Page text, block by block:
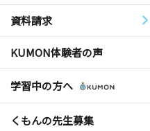
資料請求
KUMON体験者の声
学習中の方へ
くもんの先生募集